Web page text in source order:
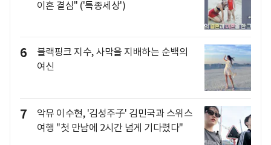
이혼 결심" ('특종세상')
6
블랙핑크 지수, 사막을 지배하는 순백의
여신
7
악뮤 이수현, '김성주子' 김민국과 스위스
여행 "첫 만남에 2시간 넘게 기다렸다"